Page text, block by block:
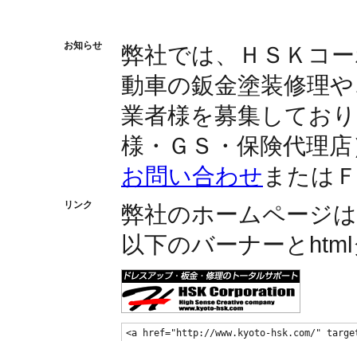
お知らせ
弊社では、ＨＳＫコ
動車の鈑金塗装修理
業者様を募集してお
様・ＧＳ・保険代理
お問い合わせ または
リンク
弊社のホームページ
以下のバーナーと
<a href="http://www.kyoto-hsk.com/"